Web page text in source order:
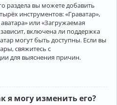
раздела вы можете добавить
инструментов: «Граватар»,
или «Загружаемая
включена ли поддержка
могут быть доступны. Если вы
свяжитесь с
для выяснения причин.
я могу изменить его?